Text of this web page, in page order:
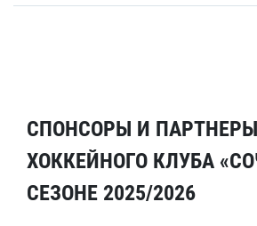
СПОНСОРЫ И ПАРТНЕРЫ
ХОККЕЙНОГО КЛУБА
СЕЗОНЕ 2025/2026